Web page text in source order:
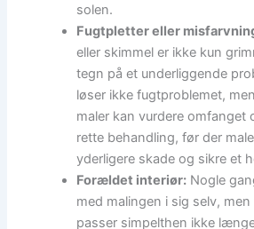
solen.
Fugtpletter eller
eller skimmel er ikke kun
tegn på et underliggende
løser ikke fugtproblemet,
maler kan vurdere omfanget
rette behandling, før der
yderligere skade og sikre et
Forældet interiør: Nogle
med malingen i sig selv,
passer simpelthen ikke